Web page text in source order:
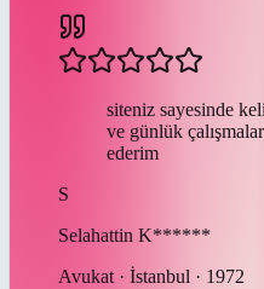
siteniz sayesinde
ve günlük
ederim
S
Selahattin K******
Avukat · İstanbul · 1972